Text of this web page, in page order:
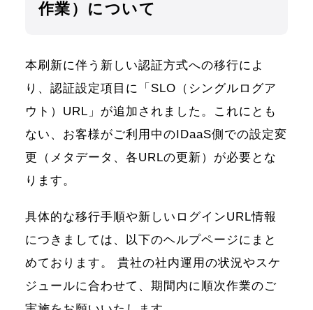
作業）について
本刷新に伴う新しい認証方式への移行によ
り、認証設定項目に「SLO（シングルログア
ウト）URL」が追加されました。これにとも
ない、お客様がご利用中のIDaaS側での設定変
更（メタデータ、各URLの更新）が必要とな
ります。
具体的な移行手順や新しいログインURL情報
につきましては、以下のヘルプページにまと
めております。 貴社の社内運用の状況やスケ
ジュールに合わせて、期間内に順次作業のご